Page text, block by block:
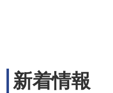
新着情報